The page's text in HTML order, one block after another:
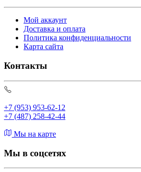
Мой аккаунт
Доставка и оплата
Политика конфиденциальности
Карта сайта
Контакты
+7 (953) 953-62-12
+7 (487) 258-42-44
Мы на карте
Мы в соцсетях